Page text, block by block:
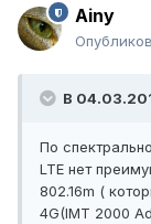
Ainy
В
По
LTE нет
802.16m (
4G(IMT 2000